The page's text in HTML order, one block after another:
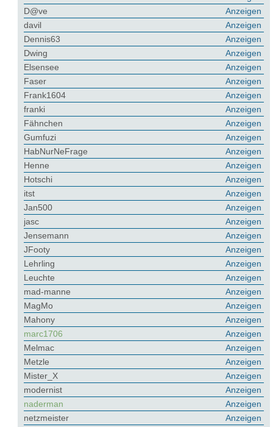
Anzeigen
D@ve
Anzeigen
davil
Anzeigen
Dennis63
Anzeigen
Dwing
Anzeigen
Elsensee
Anzeigen
Faser
Anzeigen
Frank1604
Anzeigen
franki
Anzeigen
Fähnchen
Anzeigen
Gumfuzi
Anzeigen
HabNurNeFrage
Anzeigen
Henne
Anzeigen
Hotschi
Anzeigen
itst
Anzeigen
Jan500
Anzeigen
jasc
Anzeigen
Jensemann
Anzeigen
JFooty
Anzeigen
Lehrling
Anzeigen
Leuchte
Anzeigen
mad-manne
Anzeigen
MagMo
Anzeigen
Mahony
Anzeigen
marc1706
Anzeigen
Melmac
Anzeigen
Metzle
Anzeigen
Mister_X
Anzeigen
modernist
Anzeigen
naderman
Anzeigen
netzmeister